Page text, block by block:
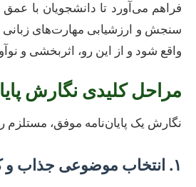
فراهم می‌آورد تا دانشجویان با
سنجش و ارزشیابی مهارت‌های زبانی
واقع شود و از این رو، اثربخشی و
مراحل کلیدی نگارش
نگارش یک پایان‌نامه موفق،
۱. انتخاب موضوعی جذاب و کاربردی